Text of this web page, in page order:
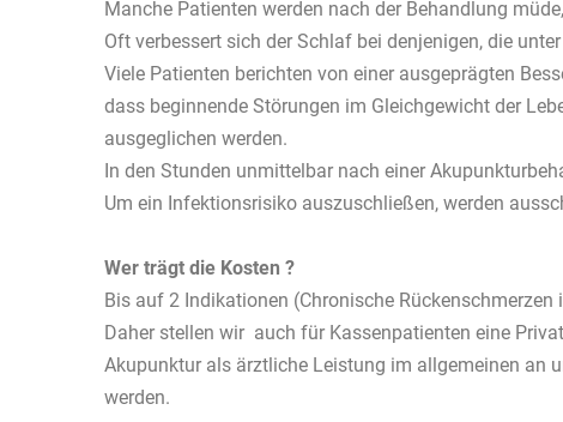
Manche Patienten werden nach der Behandlung
Oft verbessert sich der Schlaf bei denjenigen, die
Viele Patienten berichten von einer ausgeprägten
dass beginnende Störungen im Gleichgewicht der
ausgeglichen werden.
In den Stunden unmittelbar nach einer
Um ein Infektionsrisiko auszuschließen, werden
Wer trägt die Kosten ?
Bis auf 2 Indikationen (Chronische
Daher stellen wir auch für Kassenpatienten eine
Akupunktur als ärztliche Leistung im allgemeinen an
werden.